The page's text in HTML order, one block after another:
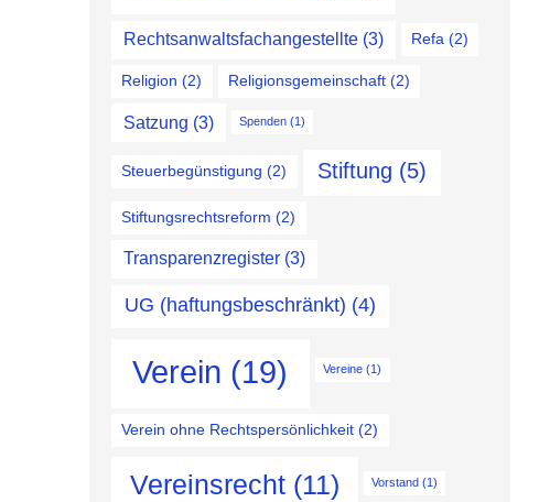
Rechtsanwaltsfachangestellte(3) Refa (2)
Religion (2) Religionsgemeinschaft (2)
Satzung (3) Spenden(1)
Steuerbegünstigung (2) Stiftung (5)
Stiftungsrechtsreform (2)
Transparenzregister(3)
UG (haftungsbeschränkt) (4)
Verein (19) Vereine (1)
Verein ohne Rechtspersönlichkeit (2)
Vereinsrecht(11) Vorstand(1)